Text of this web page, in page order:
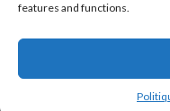
features and functions.
© Les Industries